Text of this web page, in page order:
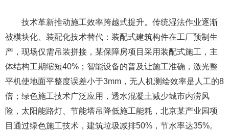
技术革新推动施工效率跨越式提升。传统湿法作业逐渐
被模块化、装配化技术替代：装配式建筑构件在工厂预制生
产，现场仅需吊装拼接，某保障房项目采用装配式施工，主
体结构工期缩短40%；智能设备的普及让施工准确，激光整
平机使地面平整度误差小于3mm，无人机测绘效率是人工的8
倍；绿色施工技术广泛应用，透水混凝土减少城市内涝风
险，太阳能路灯、节能塔吊降低施工能耗，北京某产业园项
目通过绿色施工技术，建筑垃圾减排50%，节水率达35%。